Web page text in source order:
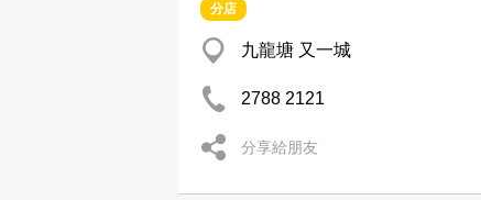
分店
九龍塘 又一城
2788 2121
分享給朋友